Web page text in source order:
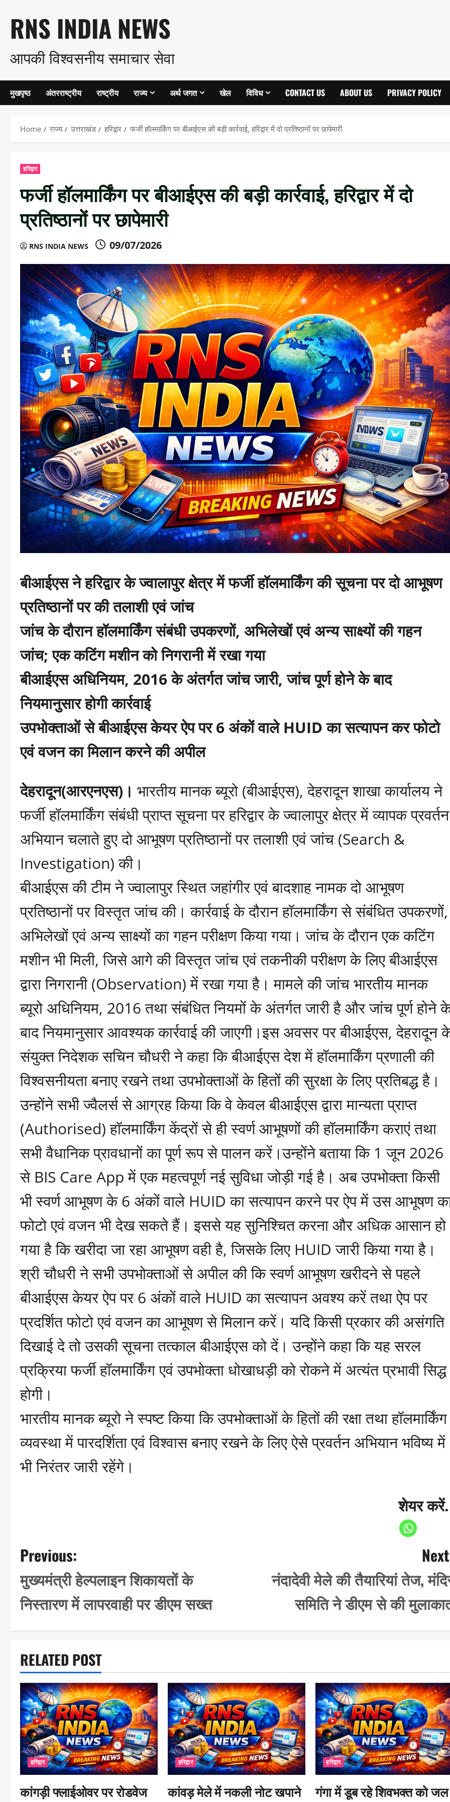
to
content
RNS INDIA NEWS
आपकी विश्वसनीय समाचार सेवा
मुखपृष्ठ अंतरराष्ट्रीय राष्ट्रीय राज्य अर्थ जगत खेल विविध CONTACT US ABOUT US PRIVACY POLICY
Home राज्य उत्तराखंड हरिद्वार फर्जी हॉलमार्किंग पर बीआईएस की बड़ी कार्रवाई, हरिद्वार में दो प्रतिष्ठानों पर छापेमारी
हरिद्वार
फर्जी हॉलमार्किंग पर बीआईएस की बड़ी कार्रवाई, हरिद्वार में दो
प्रतिष्ठानों पर छापेमारी
RNS INDIA NEWS 09/07/2026
बीआईएस ने हरिद्वार के ज्वालापुर क्षेत्र में फर्जी हॉलमार्किंग की सूचना पर दो आभूषण
प्रतिष्ठानों पर की तलाशी एवं जांच
जांच के दौरान हॉलमार्किंग संबंधी उपकरणों, अभिलेखों एवं अन्य साक्ष्यों की गहन
जांच; एक कटिंग मशीन को निगरानी में रखा गया
बीआईएस अधिनियम, 2016 के अंतर्गत जांच जारी, जांच पूर्ण होने के बाद
नियमानुसार होगी कार्रवाई
उपभोक्ताओं से बीआईएस केयर ऐप पर 6 अंकों वाले HUID का सत्यापन कर फोटो
एवं वजन का मिलान करने की अपील
देहरादून(आरएनएस)। भारतीय मानक ब्यूरो (बीआईएस), देहरादून शाखा कार्यालय ने
फर्जी हॉलमार्किंग संबंधी प्राप्त सूचना पर हरिद्वार के ज्वालापुर क्षेत्र में व्यापक प्रवर्तन
अभियान चलाते हुए दो आभूषण प्रतिष्ठानों पर तलाशी एवं जांच (Search &
Investigation) की।
बीआईएस की टीम ने ज्वालापुर स्थित जहांगीर एवं बादशाह नामक दो आभूषण
प्रतिष्ठानों पर विस्तृत जांच की। कार्रवाई के दौरान हॉलमार्किंग से संबंधित उपकरणों,
अभिलेखों एवं अन्य साक्ष्यों का गहन परीक्षण किया गया। जांच के दौरान एक कटिंग
मशीन भी मिली, जिसे आगे की विस्तृत जांच एवं तकनीकी परीक्षण के लिए बीआईएस
द्वारा निगरानी (Observation) में रखा गया है। मामले की जांच भारतीय मानक
ब्यूरो अधिनियम, 2016 तथा संबंधित नियमों के अंतर्गत जारी है और जांच पूर्ण होने
बाद नियमानुसार आवश्यक कार्रवाई की जाएगी।इस अवसर पर बीआईएस, देहरादून
संयुक्त निदेशक सचिन चौधरी ने कहा कि बीआईएस देश में हॉलमार्किंग प्रणाली की
विश्वसनीयता बनाए रखने तथा उपभोक्ताओं के हितों की सुरक्षा के लिए प्रतिबद्ध है।
उन्होंने सभी ज्वैलर्स से आग्रह किया कि वे केवल बीआईएस द्वारा मान्यता प्राप्त
(Authorised) हॉलमार्किंग केंद्रों से ही स्वर्ण आभूषणों की हॉलमार्किंग कराएं तथा
सभी वैधानिक प्रावधानों का पूर्ण रूप से पालन करें।उन्होंने बताया कि 1 जून 2026
से BIS Care App में एक महत्वपूर्ण नई सुविधा जोड़ी गई है। अब उपभोक्ता किसी
भी स्वर्ण आभूषण के 6 अंकों वाले HUID का सत्यापन करने पर ऐप में उस आभूषण
फोटो एवं वजन भी देख सकते हैं। इससे यह सुनिश्चित करना और अधिक आसान हो
गया है कि खरीदा जा रहा आभूषण वही है, जिसके लिए HUID जारी किया गया है।
श्री चौधरी ने सभी उपभोक्ताओं से अपील की कि स्वर्ण आभूषण खरीदने से पहले
बीआईएस केयर ऐप पर 6 अंकों वाले HUID का सत्यापन अवश्य करें तथा ऐप पर
प्रदर्शित फोटो एवं वजन का आभूषण से मिलान करें। यदि किसी प्रकार की असंगति
दिखाई दे तो उसकी सूचना तत्काल बीआईएस को दें। उन्होंने कहा कि यह सरल
प्रक्रिया फर्जी हॉलमार्किंग एवं उपभोक्ता धोखाधड़ी को रोकने में अत्यंत प्रभावी सिद्ध
होगी।
भारतीय मानक ब्यूरो ने स्पष्ट किया कि उपभोक्ताओं के हितों की रक्षा तथा हॉलमार्किंग
व्यवस्था में पारदर्शिता एवं विश्वास बनाए रखने के लिए ऐसे प्रवर्तन अभियान भविष्य में
भी निरंतर जारी रहेंगे।
शेयर
P
s
t
v
i
g
a
t
i
o
n
Previous:
मुख्यमंत्री हेल्पलाइन शिकायतों के
निस्तारण में लापरवाही पर डीएम सख्त
नंदादेवी मेले की तैयारियां तेज,
समिति ने डीएम से की
RELATED POST
हरिद्वार
कांगड़ी फ्लाईओवर पर रोडवेज
हरिद्वार
कांवड़ मेले में नकली नोट खपाने
हरिद्वार
गंगा में डूब रहे शिवभक्त को जल